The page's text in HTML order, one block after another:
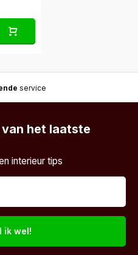
service
het laatste
interieur tips
ik wel!